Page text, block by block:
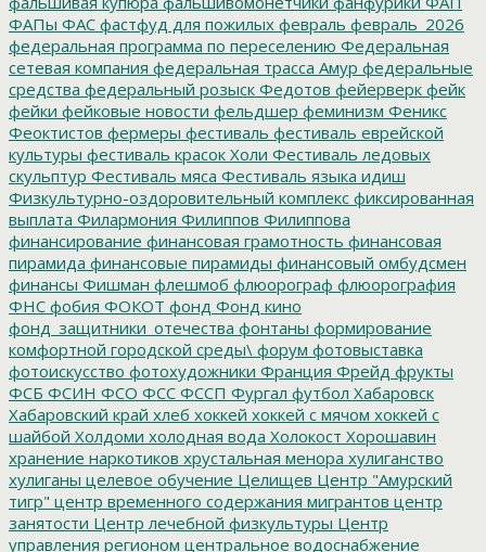
ФАПы ФАС фастфуд для пожилых февраль февраль_2026
федеральная программа по переселению Федеральная
сетевая компания федеральная трасса Амур федеральные
средства федеральный розыск Федотов фейерверк фейк
фейки фейковые новости фельдшер феминизм Феникс
Феоктистов фермеры фестиваль фестиваль еврейской
культуры фестиваль красок Холи Фестиваль ледовых
скульптур Фестиваль мяса Фестиваль языка идиш
Физкультурно-оздоровительный комплекс фиксированная
выплата Филармония Филиппов Филиппова
финансирование финансовая грамотность финансовая
пирамида финансовые пирамиды финансовый омбудсмен
финансы Фишман флешмоб флюорограф флюорография
ФНС фобия ФОКОТ фонд Фонд кино
фонд_защитники_отечества фонтаны формирование
комфортной городской среды\ форум фотовыставка
фотоискусство фотохудожники Франция Фрейд фрукты
ФСБ ФСИН ФСО ФСС ФССП Фургал футбол Хабаровск
Хабаровский край хлеб хоккей хоккей с мячом хоккей с
шайбой Холдоми холодная вода Холокост Хорошавин
хранение наркотиков хрустальная менора хулиганство
хулиганы целевое обучение Целищев Центр "Амурский
тигр" центр временного содержания мигрантов центр
занятости Центр лечебной физкультуры Центр
управления регионом центральное водоснабжение